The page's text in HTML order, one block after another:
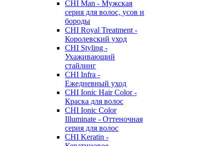
CHI Man - Мужская
серия для волос, усов и
бороды
CHI Royal Treatment -
Королевский уход
CHI Styling -
Ухаживающий
стайлинг
CHI Infra -
Ежедневный уход
CHI Ionic Hair Color -
Краска для волос
CHI Ionic Color
Illuminate - Оттеночная
серия для волос
CHI Keratin -